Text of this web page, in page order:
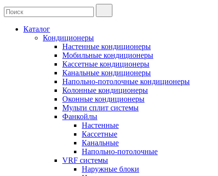
Каталог
Кондиционеры
Настенные кондиционеры
Мобильные кондиционеры
Кассетные кондиционеры
Канальные кондиционеры
Напольно-потолочные кондиционеры
Колонные кондиционеры
Оконные кондиционеры
Мульти сплит системы
Фанкойлы
Настенные
Кассетные
Канальные
Напольно-потолочные
VRF системы
Наружные блоки